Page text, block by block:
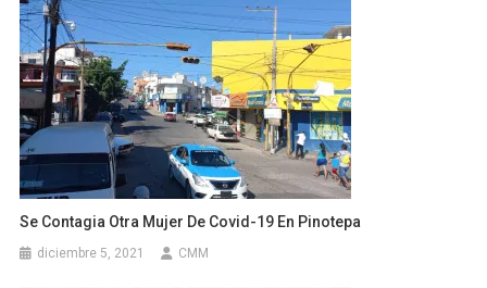
Se Contagia Otra Mujer De Covid-19 En Pinotepa
diciembre 5, 2021 CMM